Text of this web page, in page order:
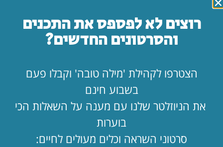
הצטרפו לניוזלטר השבועי שלנו📩 וקבלו תוכן
רוצים לא לפספס את התכנים
והסרטונים החדשים?
הצטרפו לקהילת 'מילה טובה' וקבלו פעם
בשבוע חינם
את הניוזלטר שלנו עם מענה על השאלות הכי
בוערות
סרטוני השראה וכלים מעולים לחיים: